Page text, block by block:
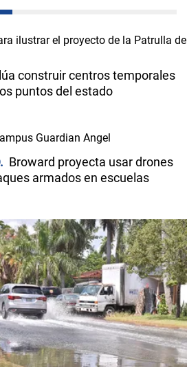
construir centros temporales
puntos del estado
Broward proyecta usar drones
armados en escuelas